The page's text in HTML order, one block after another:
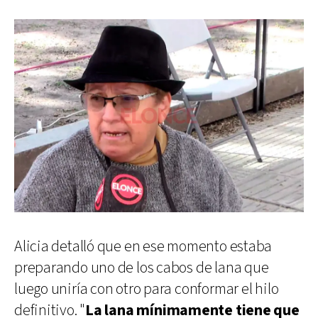
Alicia detalló que en ese momento estaba
preparando uno de los cabos de lana que
luego uniría con otro para conformar el hilo
definitivo. "La lana mínimamente tiene que